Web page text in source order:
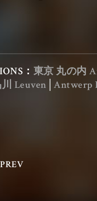
： 東京 丸の内
Leuven Antwerp
PREV